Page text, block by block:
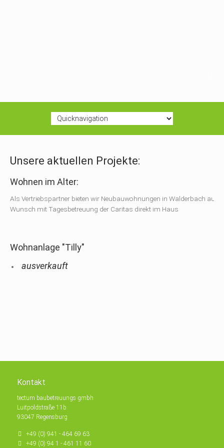
Unsere aktuellen Projekte:
Wohnen im Alter:
Als Vertriebspartner bieten wir Neubauwohnungen in Walderbach auf
Wunsch mit Tagesbetreuung der Caritas direkt im Haus
Wohnanlage "Tilly"
ausverkauft
Kontakt
tectum baubetreuungs gmbh
Luitpoldstraße 11b
93047 Regensburg
+49 (0) 941 - 464 69 63
+49 (0) 94 1 - 461 11 60